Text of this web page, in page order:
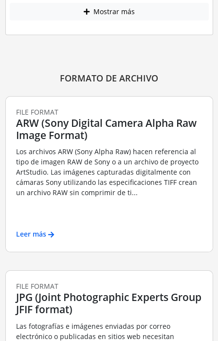
Mostrar más
FORMATO DE ARCHIVO
FILE FORMAT
ARW (Sony Digital Camera Alpha Raw
Image Format)
Los archivos ARW (Sony Alpha Raw) hacen referencia al
tipo de imagen RAW de Sony o a un archivo de proyecto
ArtStudio. Las imágenes capturadas digitalmente con
cámaras Sony utilizando las especificaciones TIFF crean
un archivo RAW sin comprimir de ti...
Leer más
FILE FORMAT
JPG (Joint Photographic Experts Group
JFIF format)
Las fotografías e imágenes enviadas por correo
electrónico o publicadas en sitios web necesitan